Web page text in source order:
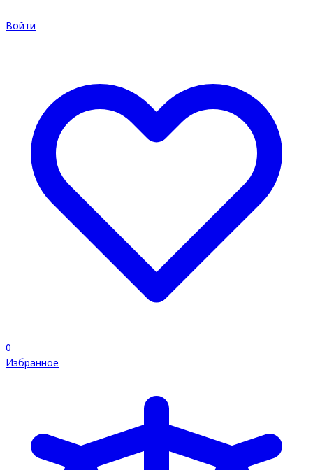
Войти
0
Избранное